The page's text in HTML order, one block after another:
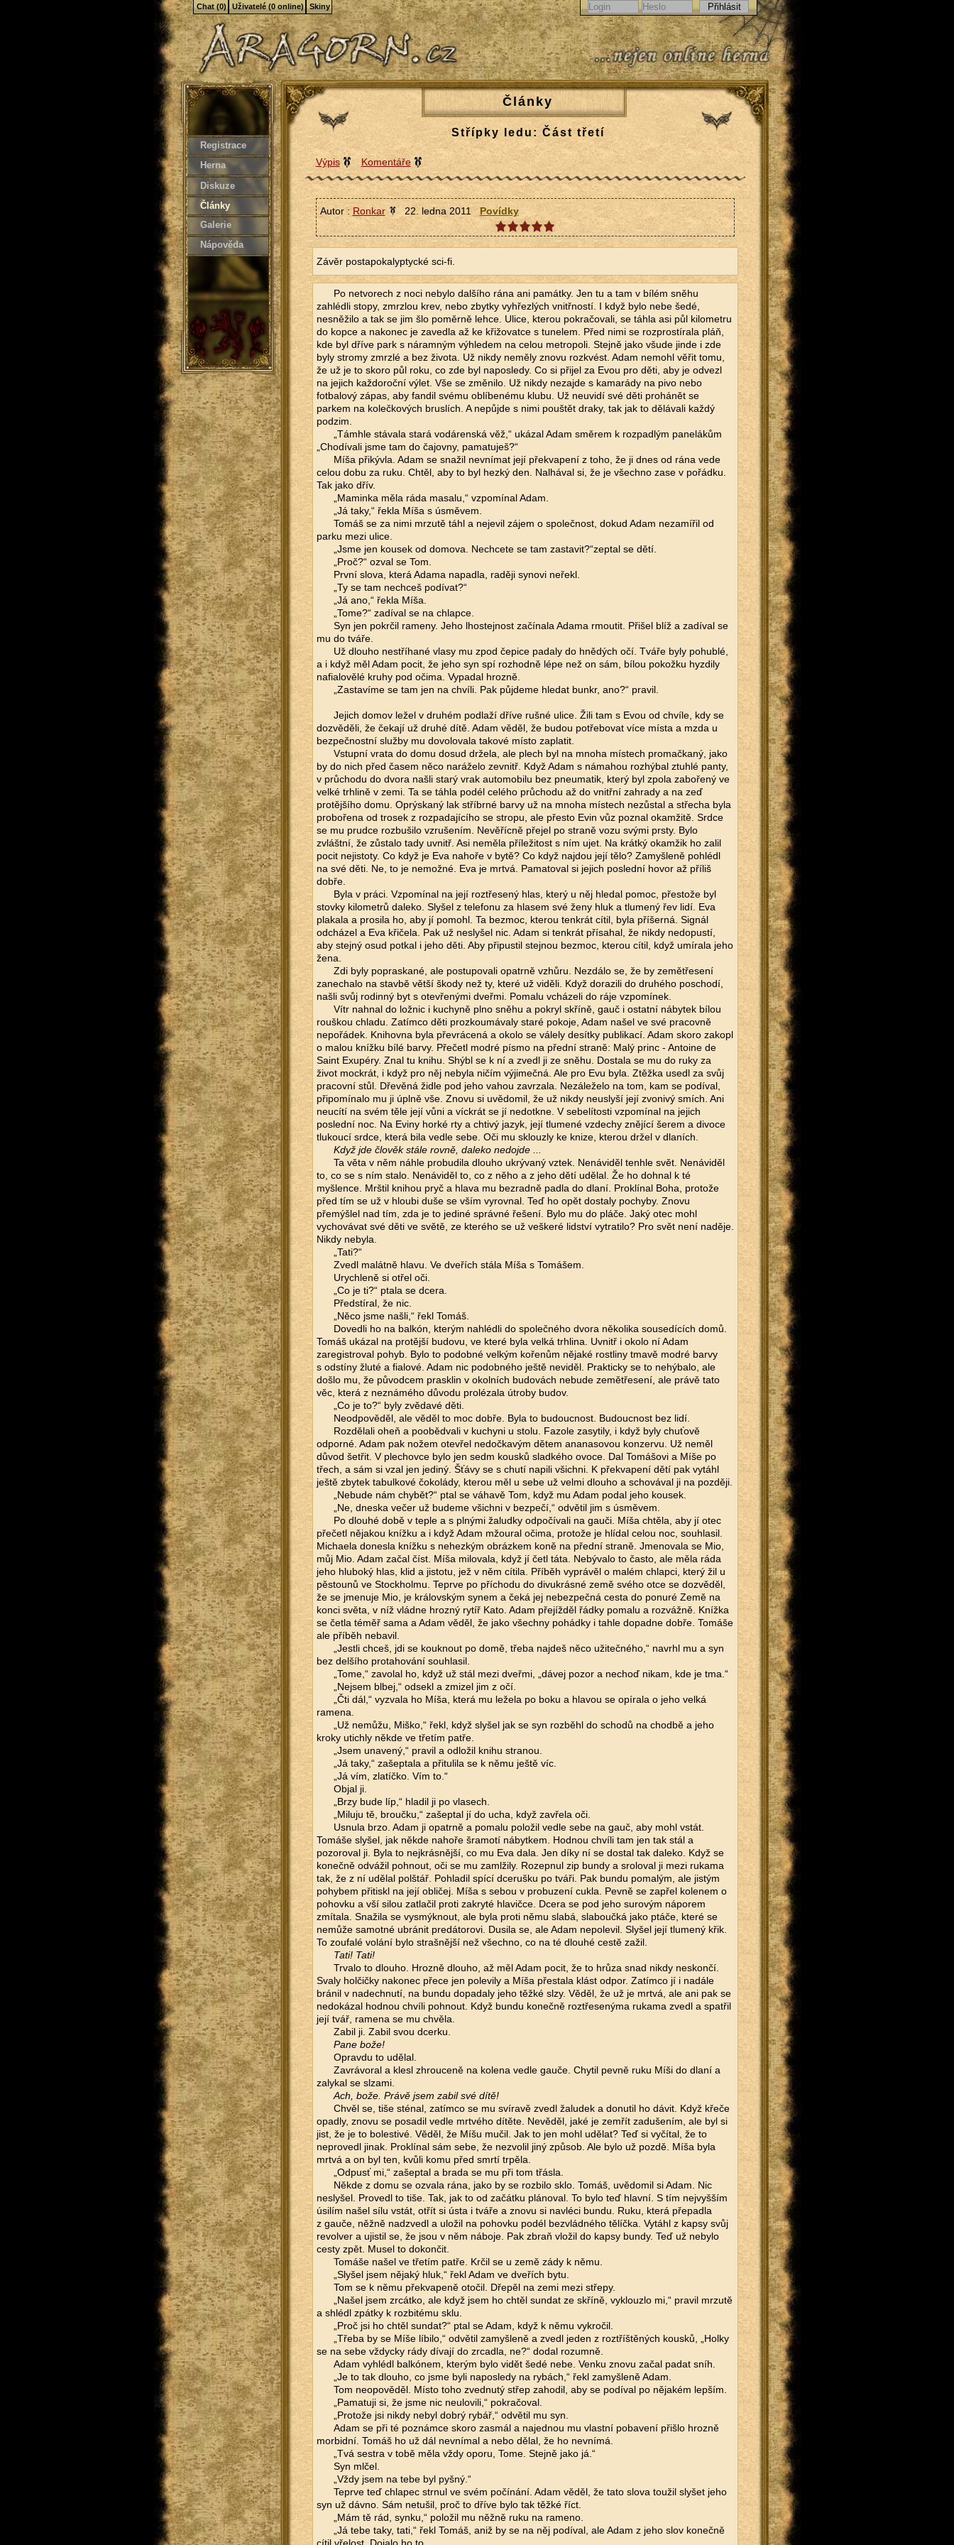
Registrace
Herna
Diskuze
Články
Galerie
Nápověda
Články
Střípky ledu: Část třetí
Výpis Komentáře
Autor :Ronkar 22. ledna 2011 Povídky
Závěr postapokalyptycké sci-fi.
Po netvorech z noci nebylo dalšího rána ani památky. Jen tu a tam v bílém sněhu
zahlédli stopy, zmrzlou krev, nebo zbytky vyhřezlých vnitřností. I když bylo nebe šedé,
nesněžilo a tak se jim šlo poměrně lehce. Ulice, kterou pokračovali, se táhla asi půl kilometru
do kopce a nakonec je zavedla až ke křižovatce s tunelem. Před nimi se rozprostírala pláň,
kde byl dříve park s náramným výhledem na celou metropoli. Stejně jako všude jinde i zde
byly stromy zmrzlé a bez života. Už nikdy neměly znovu rozkvést. Adam nemohl věřit tomu,
že už je to skoro půl roku, co zde byl naposledy. Co si přijel za Evou pro děti, aby je odvezl
na jejich každoroční výlet. Vše se změnilo. Už nikdy nezajde s kamarády na pivo nebo
fotbalový zápas, aby fandil svému oblíbenému klubu. Už neuvidí své děti prohánět se
parkem na kolečkových bruslích. A nepůjde s nimi pouštět draky, tak jak to dělávali každý
podzim.
„Támhle stávala stará vodárenská věž,“ ukázal Adam směrem k rozpadlým panelákům
„Chodívali jsme tam do čajovny, pamatuješ?“
Míša přikývla. Adam se snažil nevnímat její překvapení z toho, že ji dnes od rána vede
celou dobu za ruku. Chtěl, aby to byl hezký den. Nalhával si, že je všechno zase v pořádku.
Tak jako dřív.
„Maminka měla ráda masalu,“ vzpomínal Adam.
„Já taky,“ řekla Míša s úsměvem.
Tomáš se za nimi mrzutě táhl a nejevil zájem o společnost, dokud Adam nezamířil od
parku mezi ulice.
„Jsme jen kousek od domova. Nechcete se tam zastavit?“zeptal se dětí.
„Proč?“ ozval se Tom.
První slova, která Adama napadla, raději synovi neřekl.
„Ty se tam nechceš podívat?“
„Já ano,“ řekla Míša.
„Tome?“ zadíval se na chlapce.
Syn jen pokrčil rameny. Jeho lhostejnost začínala Adama rmoutit. Přišel blíž a zadíval se
mu do tváře.
Už dlouho nestříhané vlasy mu zpod čepice padaly do hnědých očí. Tváře byly pohublé,
a i když měl Adam pocit, že jeho syn spí rozhodně lépe než on sám, bílou pokožku hyzdily
nafialovělé kruhy pod očima. Vypadal hrozně.
„Zastavíme se tam jen na chvíli. Pak půjdeme hledat bunkr, ano?“ pravil.
Jejich domov ležel v druhém podlaží dříve rušné ulice. Žili tam s Evou od chvíle, kdy se
dozvěděli, že čekají už druhé dítě. Adam věděl, že budou potřebovat více místa a mzda u
bezpečnostní služby mu dovolovala takové místo zaplatit.
Vstupní vrata do domu dosud držela, ale plech byl na mnoha místech promačkaný, jako
by do nich před časem něco naráželo zevnitř. Když Adam s námahou rozhýbal ztuhlé panty,
v průchodu do dvora našli starý vrak automobilu bez pneumatik, který byl zpola zabořený ve
velké trhlině v zemi. Ta se táhla podél celého průchodu až do vnitřní zahrady a na zeď
protějšího domu. Oprýskaný lak stříbrné barvy už na mnoha místech nezůstal a střecha byla
probořena od trosek z rozpadajícího se stropu, ale přesto Evin vůz poznal okamžitě. Srdce
se mu prudce rozbušilo vzrušením. Nevěřícně přejel po straně vozu svými prsty. Bylo
zvláštní, že zůstalo tady uvnitř. Asi neměla příležitost s ním ujet. Na krátký okamžik ho zalil
pocit nejistoty. Co když je Eva nahoře v bytě? Co když najdou její tělo? Zamyšleně pohlédl
na své děti. Ne, to je nemožné. Eva je mrtvá. Pamatoval si jejich poslední hovor až příliš
dobře.
Byla v práci. Vzpomínal na její roztřesený hlas, který u něj hledal pomoc, přestože byl
stovky kilometrů daleko. Slyšel z telefonu za hlasem své ženy hluk a tlumený řev lidí. Eva
plakala a prosila ho, aby jí pomohl. Ta bezmoc, kterou tenkrát cítil, byla příšerná. Signál
odcházel a Eva křičela. Pak už neslyšel nic. Adam si tenkrát přísahal, že nikdy nedopustí,
aby stejný osud potkal i jeho děti. Aby připustil stejnou bezmoc, kterou cítil, když umírala jeho
žena.
Zdi byly popraskané, ale postupovali opatrně vzhůru. Nezdálo se, že by zemětřesení
zanechalo na stavbě větší škody než ty, které už viděli. Když dorazili do druhého poschodí,
našli svůj rodinný byt s otevřenými dveřmi. Pomalu vcházeli do ráje vzpomínek.
Vítr nahnal do ložnic i kuchyně plno sněhu a pokryl skříně, gauč i ostatní nábytek bílou
rouškou chladu. Zatímco děti prozkoumávaly staré pokoje, Adam našel ve své pracovně
nepořádek. Knihovna byla převrácená a okolo se válely desítky publikací. Adam skoro zakopl
o malou knížku bílé barvy. Přečetl modré písmo na přední straně: Malý princ - Antoine de
Saint Exupéry. Znal tu knihu. Shýbl se k ní a zvedl ji ze sněhu. Dostala se mu do ruky za
život mockrát, i když pro něj nebyla ničím výjimečná. Ale pro Evu byla. Ztěžka usedl za svůj
pracovní stůl. Dřevěná židle pod jeho vahou zavrzala. Nezáleželo na tom, kam se podíval,
připomínalo mu ji úplně vše. Znovu si uvědomil, že už nikdy neuslyší její zvonivý smích. Ani
neucítí na svém těle její vůni a víckrát se jí nedotkne. V sebelítosti vzpomínal na jejich
poslední noc. Na Eviny horké rty a chtivý jazyk, její tlumené vzdechy znějící šerem a divoce
tlukoucí srdce, která bila vedle sebe. Oči mu sklouzly ke knize, kterou držel v dlaních.
Když jde člověk stále rovně, daleko nedojde ...
Ta věta v něm náhle probudila dlouho ukrývaný vztek. Nenáviděl tenhle svět. Nenáviděl
to, co se s ním stalo. Nenáviděl to, co z něho a z jeho dětí udělal. Že ho dohnal k té
myšlence. Mrštil knihou pryč a hlava mu bezradně padla do dlaní. Proklínal Boha, protože
před tím se už v hloubi duše se vším vyrovnal. Teď ho opět dostaly pochyby. Znovu
přemýšlel nad tím, zda je to jediné správné řešení. Bylo mu do pláče. Jaký otec mohl
vychovávat své děti ve světě, ze kterého se už veškeré lidství vytratilo? Pro svět není naděje.
Nikdy nebyla.
„Tati?“
Zvedl malátně hlavu. Ve dveřích stála Míša s Tomášem.
Urychleně si otřel oči.
„Co je ti?“ ptala se dcera.
Předstíral, že nic.
„Něco jsme našli,“ řekl Tomáš.
Dovedli ho na balkón, kterým nahlédli do společného dvora několika sousedících domů.
Tomáš ukázal na protější budovu, ve které byla velká trhlina. Uvnitř i okolo ní Adam
zaregistroval pohyb. Bylo to podobné velkým kořenům nějaké rostliny tmavě modré barvy
s odstíny žluté a fialové. Adam nic podobného ještě neviděl. Prakticky se to nehýbalo, ale
došlo mu, že původcem prasklin v okolních budovách nebude zemětřesení, ale právě tato
věc, která z neznámého důvodu prolézala útroby budov.
„Co je to?“ byly zvědavé děti.
Neodpověděl, ale věděl to moc dobře. Byla to budoucnost. Budoucnost bez lidí.
Rozdělali oheň a poobědvali v kuchyni u stolu. Fazole zasytily, i když byly chuťově
odporné. Adam pak nožem otevřel nedočkavým dětem ananasovou konzervu. Už neměl
důvod šetřit. V plechovce bylo jen sedm kousků sladkého ovoce. Dal Tomášovi a Míše po
třech, a sám si vzal jen jediný. Šťávy se s chutí napili všichni. K překvapení dětí pak vytáhl
ještě zbytek tabulkové čokolády, kterou měl u sebe už velmi dlouho a schovával ji na později.
„Nebude nám chybět?“ ptal se váhavě Tom, když mu Adam podal jeho kousek.
„Ne, dneska večer už budeme všichni v bezpečí,“ odvětil jim s úsměvem.
Po dlouhé době v teple a s plnými žaludky odpočívali na gauči. Míša chtěla, aby jí otec
přečetl nějakou knížku a i když Adam mžoural očima, protože je hlídal celou noc, souhlasil.
Michaela donesla knížku s nehezkým obrázkem koně na přední straně. Jmenovala se Mio,
můj Mio. Adam začal číst. Míša milovala, když jí četl táta. Nebývalo to často, ale měla ráda
jeho hluboký hlas, klid a jistotu, jež v něm cítila. Příběh vyprávěl o malém chlapci, který žil u
pěstounů ve Stockholmu. Teprve po příchodu do divukrásné země svého otce se dozvěděl,
že se jmenuje Mio, je královským synem a čeká jej nebezpečná cesta do ponuré Země na
konci světa, v níž vládne hrozný rytíř Kato. Adam přejížděl řádky pomalu a rozvážně. Knížka
se četla téměř sama a Adam věděl, že jako všechny pohádky i tahle dopadne dobře. Tomáše
ale příběh nebavil.
„Jestli chceš, jdi se kouknout po domě, třeba najdeš něco užitečného,“ navrhl mu a syn
bez delšího protahování souhlasil.
„Tome,“ zavolal ho, když už stál mezi dveřmi, „dávej pozor a nechoď nikam, kde je tma.“
„Nejsem blbej,“ odsekl a zmizel jim z očí.
„Čti dál,“ vyzvala ho Míša, která mu ležela po boku a hlavou se opírala o jeho velká
ramena.
„Už nemůžu, Miško,“ řekl, když slyšel jak se syn rozběhl do schodů na chodbě a jeho
kroky utichly někde ve třetím patře.
„Jsem unavený,“ pravil a odložil knihu stranou.
„Já taky,“ zašeptala a přitulila se k němu ještě víc.
„Já vím, zlatíčko. Vím to.“
Objal ji.
„Brzy bude líp,“ hladil ji po vlasech.
„Miluju tě, broučku,“ zašeptal jí do ucha, když zavřela oči.
Usnula brzo. Adam ji opatrně a pomalu položil vedle sebe na gauč, aby mohl vstát.
Tomáše slyšel, jak někde nahoře šramotí nábytkem. Hodnou chvíli tam jen tak stál a
pozoroval ji. Byla to nejkrásnější, co mu Eva dala. Jen díky ní se dostal tak daleko. Když se
konečně odvážil pohnout, oči se mu zamlžily. Rozepnul zip bundy a sroloval ji mezi rukama
tak, že z ní udělal polštář. Pohladil spící dcerušku po tváři. Pak bundu pomalým, ale jistým
pohybem přitiskl na její obličej. Míša s sebou v probuzení cukla. Pevně se zapřel kolenem o
pohovku a vší silou zatlačil proti zakryté hlavičce. Dcera se pod jeho surovým náporem
zmítala. Snažila se vysmýknout, ale byla proti němu slabá, slaboučká jako ptáče, které se
nemůže samotné ubránit predátorovi. Dusila se, ale Adam nepolevil. Slyšel její tlumený křik.
To zoufalé volání bylo strašnější než všechno, co na té dlouhé cestě zažil.
Tati! Tati!
Trvalo to dlouho. Hrozně dlouho, až měl Adam pocit, že to hrůza snad nikdy neskončí.
Svaly holčičky nakonec přece jen polevily a Míša přestala klást odpor. Zatímco jí i nadále
bránil v nadechnutí, na bundu dopadaly jeho těžké slzy. Věděl, že už je mrtvá, ale ani pak se
nedokázal hodnou chvíli pohnout. Když bundu konečně roztřesenýma rukama zvedl a spatřil
její tvář, ramena se mu chvěla.
Zabil ji. Zabil svou dcerku.
Pane bože!
Opravdu to udělal.
Zavrávoral a klesl zhrouceně na kolena vedle gauče. Chytil pevně ruku Míši do dlaní a
zalykal se slzami.
Ach, bože. Právě jsem zabil své dítě!
Chvěl se, tiše sténal, zatímco se mu svíravě zvedl žaludek a donutil ho dávit. Když křeče
opadly, znovu se posadil vedle mrtvého dítěte. Nevěděl, jaké je zemřít zadušením, ale byl si
jist, že je to bolestivé. Věděl, že Míšu mučil. Jak to jen mohl udělat? Teď si vyčítal, že to
neprovedl jinak. Proklínal sám sebe, že nezvolil jiný způsob. Ale bylo už pozdě. Míša byla
mrtvá a on byl ten, kvůli komu před smrtí trpěla.
„Odpusť mi,“ zašeptal a brada se mu při tom třásla.
Někde z domu se ozvala rána, jako by se rozbilo sklo. Tomáš, uvědomil si Adam. Nic
neslyšel. Provedl to tiše. Tak, jak to od začátku plánoval. To bylo teď hlavní. S tím nejvyšším
úsilím našel sílu vstát, otřít si ústa i tváře a znovu si navléci bundu. Ruku, která přepadla
z gauče, něžně nadzvedl a uložil na pohovku podél bezvládného tělíčka. Vytáhl z kapsy svůj
revolver a ujistil se, že jsou v něm náboje. Pak zbraň vložil do kapsy bundy. Teď už nebylo
cesty zpět. Musel to dokončit.
Tomáše našel ve třetím patře. Krčil se u země zády k němu.
„Slyšel jsem nějaký hluk,“ řekl Adam ve dveřích bytu.
Tom se k němu překvapeně otočil. Dřepěl na zemi mezi střepy.
„Našel jsem zrcátko, ale když jsem ho chtěl sundat ze skříně, vyklouzlo mi,“ pravil mrzutě
a shlédl zpátky k rozbitému sklu.
„Proč jsi ho chtěl sundat?“ ptal se Adam, když k němu vykročil.
„Třeba by se Míše líbilo,“ odvětil zamyšleně a zvedl jeden z roztříštěných kousků, „Holky
se na sebe vždycky rády dívají do zrcadla, ne?“ dodal rozumně.
Adam vyhlédl balkónem, kterým bylo vidět šedé nebe. Venku znovu začal padat sníh.
„Je to tak dlouho, co jsme byli naposledy na rybách,“ řekl zamyšleně Adam.
Tom neopověděl. Místo toho zvednutý střep zahodil, aby se podíval po nějakém lepším.
„Pamatuji si, že jsme nic neulovili,“ pokračoval.
„Protože jsi nikdy nebyl dobrý rybář,“ odvětil mu syn.
Adam se při té poznámce skoro zasmál a najednou mu vlastní pobavení přišlo hrozně
morbidní. Tomáš ho už dál nevnímal a nebo dělal, že ho nevnímá.
„Tvá sestra v tobě měla vždy oporu, Tome. Stejně jako já.“
Syn mlčel.
„Vždy jsem na tebe byl pyšný.“
Teprve teď chlapec strnul ve svém počínání. Adam věděl, že tato slova toužil slyšet jeho
syn už dávno. Sám netušil, proč to dříve bylo tak těžké říct.
„Mám tě rád, synku,“ položil mu něžně ruku na rameno.
„Já tebe taky, tati,“ řekl Tomáš, aniž by se na něj podíval, ale Adam z jeho slov konečně
Chat (0) Uživatelé (0 online) Skiny